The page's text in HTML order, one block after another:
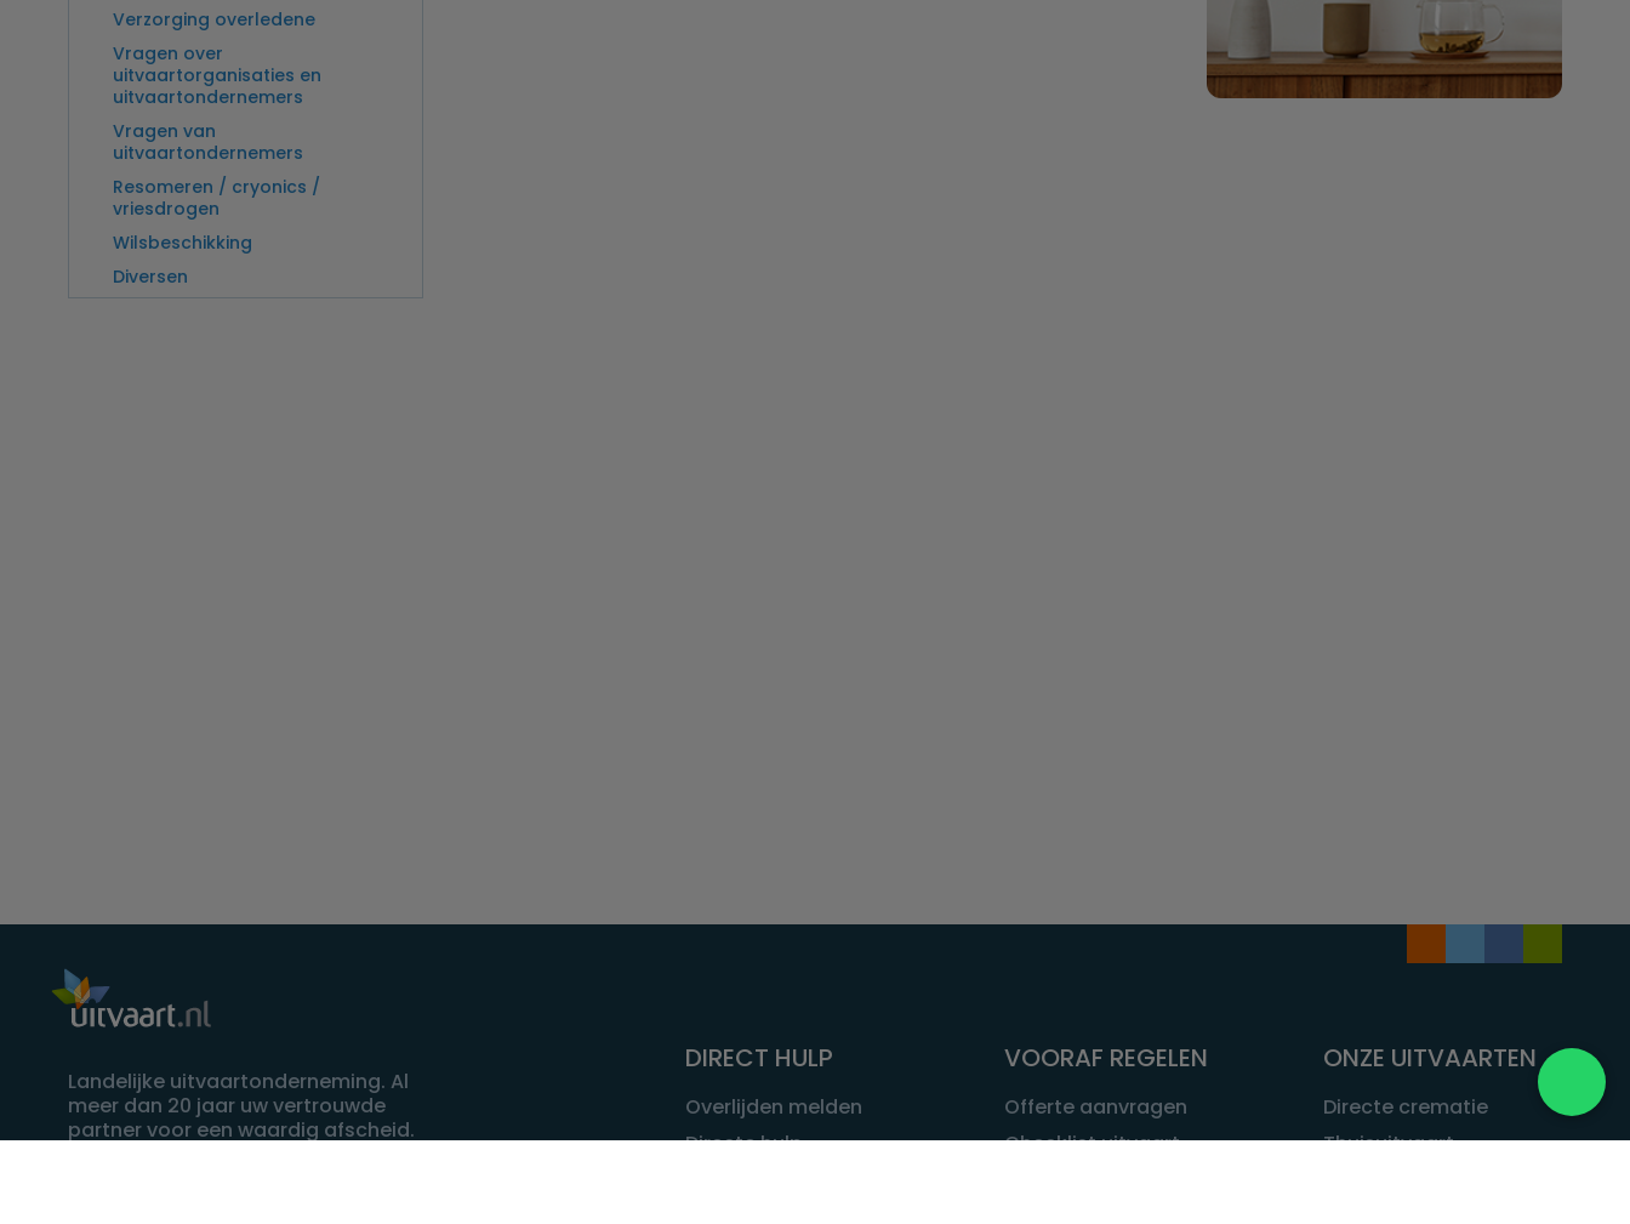
Verzorging overledene
Vragen over
uitvaartorganisaties en
uitvaartondernemers
Vragen van
uitvaartondernemers
Resomeren / cryonics /
vriesdrogen
Wilsbeschikking
Diversen
Landelijke uitvaartonderneming. Al
meer dan 20 jaar uw vertrouwde
partner voor een waardig afscheid.
DIRECT HULP
Overlijden melden
Directe hulp
VOORAF REGELEN
Offerte aanvragen
Checklist uitvaart
ONZE UITVAARTEN
Directe crematie
Thuisuitvaart